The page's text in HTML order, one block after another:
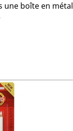
une boîte en métal